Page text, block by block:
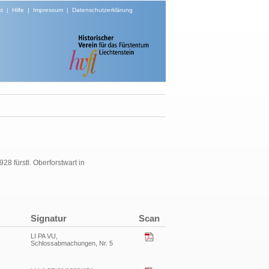
| Hilfe | Impressum| Datenschutzerklärung
fürstl. Oberforstwart in
Signatur Scan
LI PA VU,
Schlossabmachungen, Nr. 5